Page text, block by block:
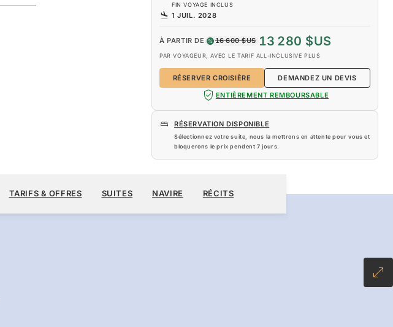
FIN VOYAGE INCLUS
1 JUIL. 2028
À PARTIR DE 16 600 $US 13 280 $US
PAR VOYAGEUR, AVEC LE TARIF ALL-INCLUSIVE PLUS
RÉSERVER CROISIÈRE
DEMANDEZ UN DEVIS
ENTIÈREMENT REMBOURSABLE
RÉSERVATION DISPONIBLE
Sélectionnez votre suite, nous la mettrons en attente pour vous et
bloquerons le prix pendent7 jours.
13 280 $US RÉSERVER CROISIÈRE DEMANDEZ UN DEVIS
TARIFS & OFFRES SUITES NAVIRE RÉCITS